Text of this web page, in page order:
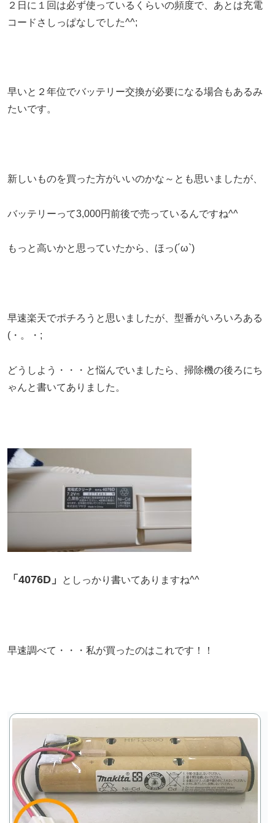
２日に１回は必ず使っているくらいの頻度で、あとは充電
コードさしっぱなしでした^^;
早いと２年位でバッテリー交換が必要になる場合もあるみ
たいです。
新しいものを買った方がいいのかな～とも思いましたが、
バッテリーって3,000円前後で売っているんですね^^
もっと高いかと思っていたから、ほっ(´ω`)
早速楽天でポチろうと思いましたが、型番がいろいろある
(・。・;
どうしよう・・・と悩んでいましたら、掃除機の後ろにち
ゃんと書いてありました。
「4076D」 としっかり書いてありますね^^
早速調べて・・・私が買ったのはこれです！！